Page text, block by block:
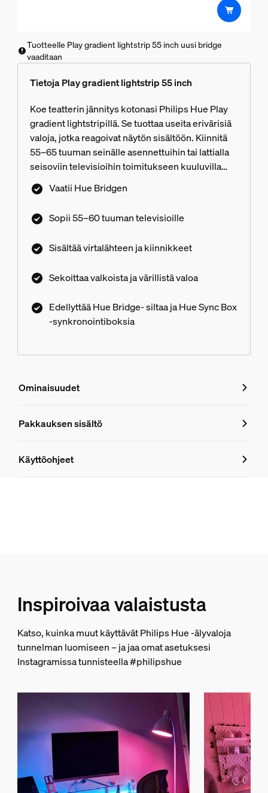
Tuotteelle Play gradient lightstrip 55 inch uusi bridge
vaaditaan
Tietoja Play gradient lightstrip 55 inch
Koe teatterin jännitys kotonasi Philips Hue Play
gradient lightstripillä. Se tuottaa useita erivärisiä
valoja, jotka reagoivat näytön sisältöön. Kiinnitä
55–65 tuuman seinälle asennettuihin tai lattialla
seisoviin televisioihin toimitukseen kuuluvilla
kiinnikkeillä.
Vaatii Hue Bridgen
Sopii 55–60 tuuman televisioille
Sisältää virtalähteen ja kiinnikkeet
Sekoittaa valkoista ja värillistä valoa
Edellyttää Hue Bridge- siltaa ja Hue Sync Box
-synkronointiboksia
Ominaisuudet
Ominaisuudet
8718699784751
Silikoni
Kestävyys
Nimelliskäyttöikä
Ympäristöystävällisyys
Käytönaikainen ilmankosteus
5 % < H << 95 % (ei tiivistymistä)
Käyttölämpötila
-20 °C ... 45 °C
Pakkauksen sisältö
Käyttöohjeet
Inspiroivaa valaistusta
Katso, kuinka muut käyttävät Philips Hue -älyvaloja
tunnelman luomiseen – ja jaa omat asetuksesi
Instagramissa tunnisteella #philipshue